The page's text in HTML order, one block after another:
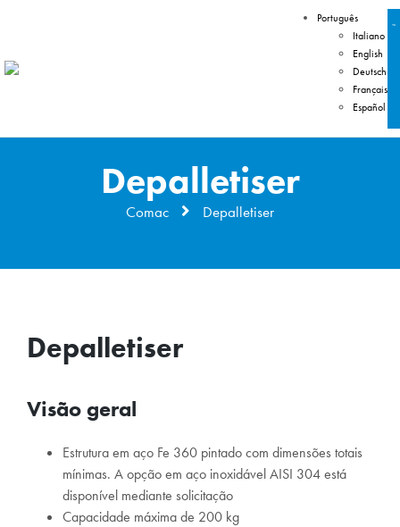
Português
Italiano
English
Deutsch
Français
Español
Depalletiser
Comac Depalletiser
Depalletiser
Visão geral
Estrutura em aço Fe 360 pintado com dimensões totais
mínimas. A opção em aço inoxidável AISI 304 está
disponível mediante solicitação
Capacidade máxima de 200 kg